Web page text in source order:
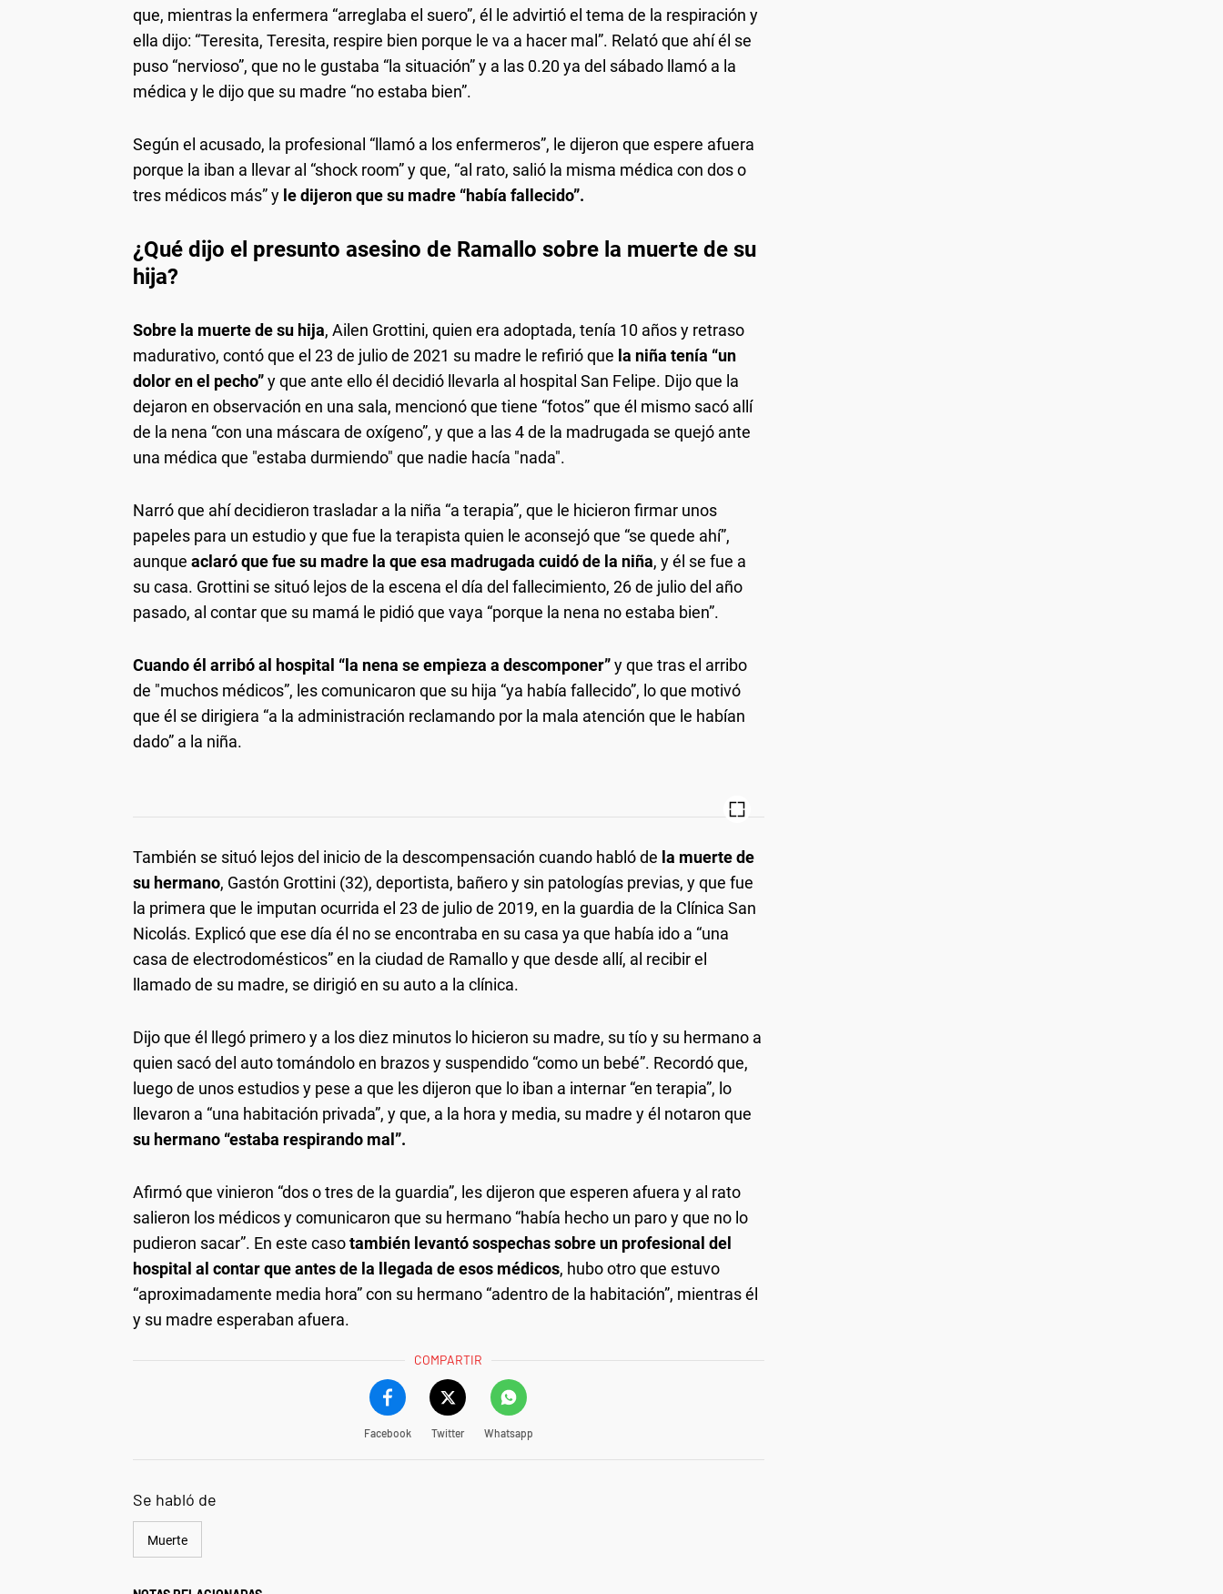
que, mientras la enfermera “arreglaba el suero”, él le advirtió el tema de la respiración y
ella dijo: “Teresita, Teresita, respire bien porque le va a hacer mal”. Relató que ahí él se
puso “nervioso”, que no le gustaba “la situación” y a las 0.20 ya del sábado llamó a la
médica y le dijo que su madre “no estaba bien”.
Según el acusado, la profesional “llamó a los enfermeros”, le dijeron que espere afuera
porque la iban a llevar al “shock room” y que, “al rato, salió la misma médica con dos o
tres médicos más” y le dijeron que su madre “había fallecido”.
¿Qué dijo el presunto asesino de Ramallo sobre la muerte de su
hija?
Sobre la muerte de su hija, Ailen Grottini, quien era adoptada, tenía 10 años y retraso
madurativo, contó que el 23 de julio de 2021 su madre le refirió que la niña tenía “un
dolor en el pecho”y que ante ello él decidió llevarla al hospital San Felipe. Dijo que la
dejaron en observación en una sala, mencionó que tiene “fotos” que él mismo sacó allí
de la nena “con una máscara de oxígeno”, y que a las 4 de la madrugada se quejó ante
una médica que "estaba durmiendo" que nadie hacía "nada".
Narró que ahí decidieron trasladar a la niña “a terapia”, que le hicieron firmar unos
papeles para un estudio y que fue la terapista quien le aconsejó que “se quede ahí”,
aunque aclaró que fue su madre la que esa madrugada cuidó de la niña, y él se fue a
su casa. Grottini se situó lejos de la escena el día del fallecimiento, 26 de julio del año
pasado, al contar que su mamá le pidió que vaya “porque la nena no estaba bien”.
Cuando él arribó al hospital “la nena se empieza a descomponer”y que tras el arribo
de "muchos médicos”, les comunicaron que su hija “ya había fallecido”, lo que motivó
que él se dirigiera “a la administración reclamando por la mala atención que le habían
dado” a la niña.
También se situó lejos del inicio de la descompensación cuando habló de la muerte de
su hermano, Gastón Grottini (32), deportista, bañero y sin patologías previas, y que fue
la primera que le imputan ocurrida el 23 de julio de 2019, en la guardia de la Clínica San
Nicolás. Explicó que ese día él no se encontraba en su casa ya que había ido a “una
casa de electrodomésticos” en la ciudad de Ramallo y que desde allí, al recibir el
llamado de su madre, se dirigió en su auto a la clínica.
Dijo que él llegó primero y a los diez minutos lo hicieron su madre, su tío y su hermano a
quien sacó del auto tomándolo en brazos y suspendido “como un bebé”. Recordó que,
luego de unos estudios y pese a que les dijeron que lo iban a internar “en terapia”, lo
llevaron a “una habitación privada”, y que, a la hora y media, su madre y él notaron que
su hermano “estaba respirando mal”.
Afirmó que vinieron “dos o tres de la guardia”, les dijeron que esperen afuera y al rato
salieron los médicos y comunicaron que su hermano “había hecho un paro y que no lo
pudieron sacar”. En este casotambién levantó sospechas sobre un profesional del
hospital al contar que antes de la llegada de esos médicos, hubo otro que estuvo
“aproximadamente media hora” con su hermano “adentro de la habitación”, mientras él
y su madre esperaban afuera.
COMPARTIR
Facebook Twitter Whatsapp
Se habló de
Muerte